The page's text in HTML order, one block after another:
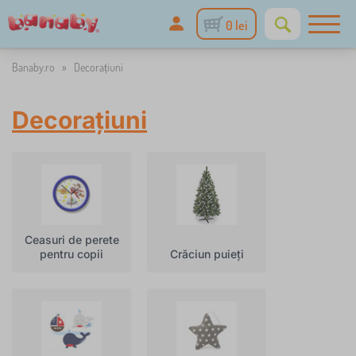
0 lei
Banaby.ro » Decorațiuni
Decorațiuni
Ceasuri de perete
pentru copii
Crăciun puieți